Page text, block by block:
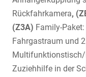
Rückfahrkamera,
(Z3A) Family-
Fahrgastraum und
Multifunktionstisch/
Zuziehhilfe in der